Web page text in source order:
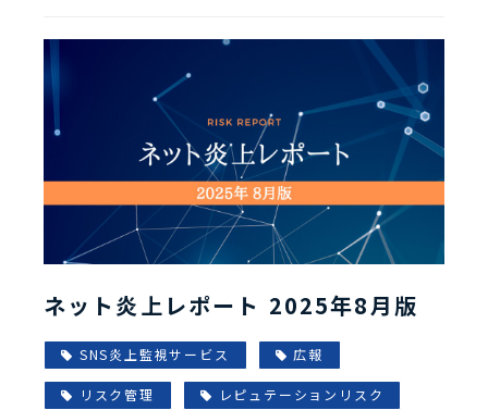
ネット炎上レポート 2025年8月版
SNS炎上監視サービス 広報
リスク管理 レピュテーションリスク